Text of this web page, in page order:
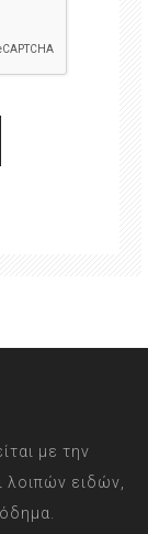
με την
λοιπών ειδών,